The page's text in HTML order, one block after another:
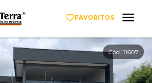
FAVORITOS
Cód. 11607